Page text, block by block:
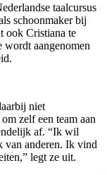
taalcursus
schoonmaker bij
ook Cristiana te
wordt aangenomen
niet
zelf een team aan
af. “Ik wil
anderen. Ik vind
legt ze uit.